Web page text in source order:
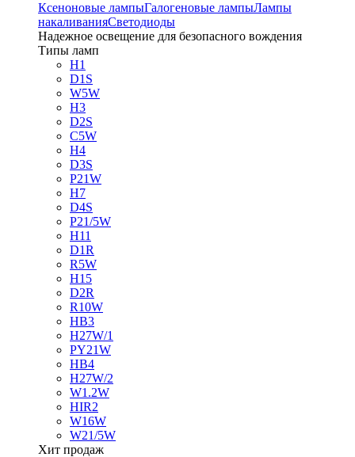
Ксеноновые лампыГалогеновые лампыЛампы
накаливанияСветодиоды
Надежное освещение для безопасного вождения
Типы ламп
H1
D1S
W5W
H3
D2S
C5W
H4
D3S
P21W
H7
D4S
P21/5W
H11
D1R
R5W
H15
D2R
R10W
HB3
H27W/1
PY21W
HB4
H27W/2
W1.2W
HIR2
W16W
W21/5W
Хит продаж